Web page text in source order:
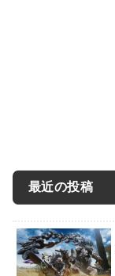
最近の投稿